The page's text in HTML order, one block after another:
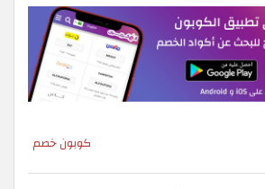
كوبون خصم